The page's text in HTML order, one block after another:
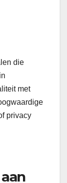
die
met
privacy